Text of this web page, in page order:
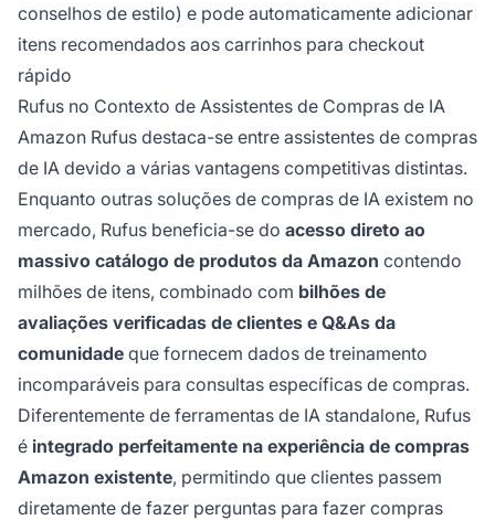
conselhos de estilo) e pode automaticamente adicionar
itens recomendados aos carrinhos para checkout
rápido
Rufus no Contexto de Assistentes de Compras de IA
Amazon Rufus destaca-se entre assistentes de compras
de IA devido a várias vantagens competitivas distintas.
Enquanto outras soluções de compras de IA existem no
mercado, Rufus beneficia-se do acesso direto ao
massivo catálogo de produtos da Amazon contendo
milhões de itens, combinado com bilhões de
avaliações verificadas de clientes e Q&As da
comunidade que fornecem dados de treinamento
incomparáveis para consultas específicas de compras.
Diferentemente de ferramentas de IA standalone, Rufus
é integrado perfeitamente na experiência de compras
Amazon existente, permitindo que clientes passem
diretamente de fazer perguntas para fazer compras